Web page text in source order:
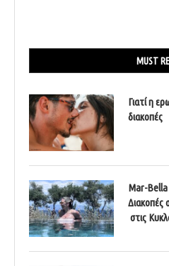
MUST
Γιατί η
διακοπές
Mar-Bella
Διακοπές
στις